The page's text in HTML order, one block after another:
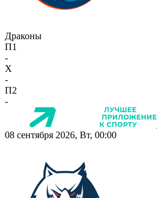
Драконы
П1
-
X
-
П2
-
08 сентября 2026, Вт, 00:00